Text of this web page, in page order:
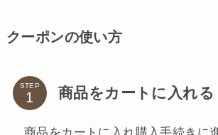
クーポンの使い方
STEP 商品をカートに入れる